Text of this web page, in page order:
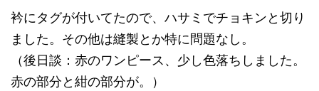
衿にタグが付いてたので、ハサミでチョキンと切り
ました。その他は縫製とか特に問題なし。
（後日談：赤のワンピース、少し色落ちしました。
赤の部分と紺の部分が。）